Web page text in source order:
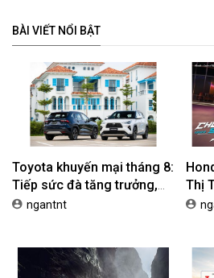
BÀI VIẾT NỔI BẬT
Toyota khuyến mại tháng 8:
Tiếp sức đà tăng trưởng,
tối ưu chi phí mua xe
ngantnt
Thị